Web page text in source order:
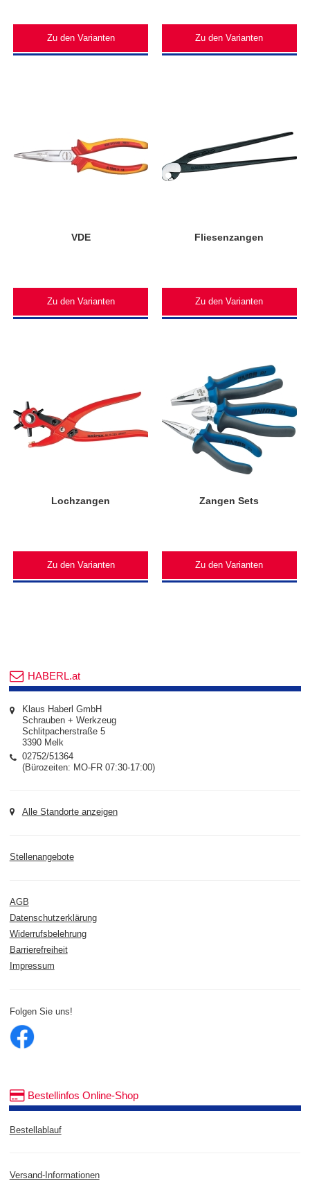
Zu den Varianten Zu den Varianten
VDE
Zu den Varianten
Fliesenzangen
Zu den Varianten
Lochzangen
Zu den Varianten
Zangen Sets
Zu den Varianten
HABERL.at
Klaus Haberl GmbH
Schrauben + Werkzeug
Schlitpacherstraße 5
3390 Melk
02752/51364
(Bürozeiten: MO-FR 07:30-17:00)
Alle Standorte anzeigen
Stellenangebote
AGB
Datenschutzerklärung
Widerrufsbelehrung
Barrierefreiheit
Impressum
Folgen Sie uns!
Bestellinfos Online-Shop
Bestellablauf
Versand-Informationen